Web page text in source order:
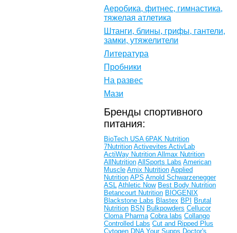
Аеробика, фитнес, гимнастика,
тяжелая атлетика
Штанги, блины, грифы, гантели,
замки, утяжелители
Литература
Пробники
На развес
Мази
Бренды спортивного
питания:
BioTech USA 6PAK Nutrition
7Nutrition Activevites ActivLab
ActiWay Nutrition Allmax Nutrition
AllNutrition AllSports Labs American
Muscle Amix Nutrition Applied
Nutrition APS Arnold Schwarzenegger
ASL Athletic Now Best Body Nutrition
Betancourt Nutrition BIOGENIX
Blackstone Labs Blastex BPI
Brutal
Nutrition BSN Bulkpowders Cellucor
Cloma Pharma Cobra labs Collango
Controlled Labs Cut and Ripped Plus
Cytogen DNA Your Supps Doctor's